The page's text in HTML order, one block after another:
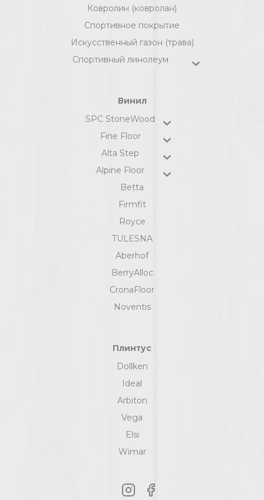
Ковролин (ковролан)
Спортивное покрытие
Искусственный газон (трава)
Спортивный линолеум
Винил
SPC StoneWood
Fine Floor
Alta Step
Alpine Floor
Betta
Firmfit
Royce
TULESNA
Aberhof
BerryAlloc
CronaFloor
Noventis
Плинтус
Dollken
Ideal
Arbiton
Vega
Elsi
Wimar